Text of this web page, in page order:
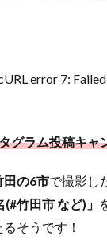
error 7:
グラム投稿キャ
田の6市で撮影し
竹田市 など)」
そうです！